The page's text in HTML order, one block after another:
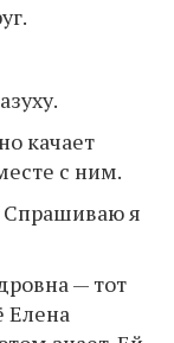
качает
с ним.
Спрашиваю я
— тот
Елена